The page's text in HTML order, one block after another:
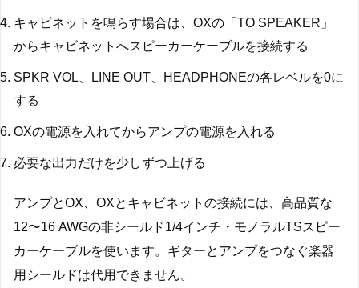
キャビネットを鳴らす場合は、OXの「TO SPEAKER」
からキャビネットへスピーカーケーブルを接続する
SPKR VOL、LINE OUT、HEADPHONEの各レベルを0に
する
OXの電源を入れてからアンプの電源を入れる
必要な出力だけを少しずつ上げる
アンプとOX、OXとキャビネットの接続には、高品質な
12〜16 AWGの非シールド1/4インチ・モノラルTSスピー
カーケーブルを使います。ギターとアンプをつなぐ楽器
用シールドは代用できません。